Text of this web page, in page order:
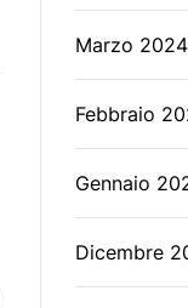
Marzo 2024
Febbraio
Gennaio
Dicembre